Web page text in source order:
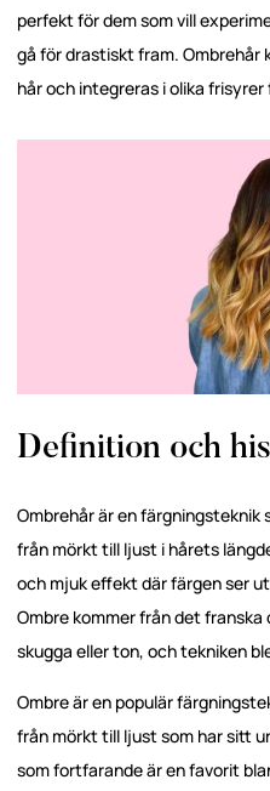
perfekt för dem som vill
gå för drastiskt fram. Ombrehår
hår och integreras i olika frisyrer
Definition och
Ombrehår är en färgningsteknik
från mörkt till ljust i hårets
och mjuk effekt där färgen ser
Ombre kommer från det
skugga eller ton, och tekniken
Ombre är en populär
från mörkt till ljust som har sitt
som fortfarande är en favorit